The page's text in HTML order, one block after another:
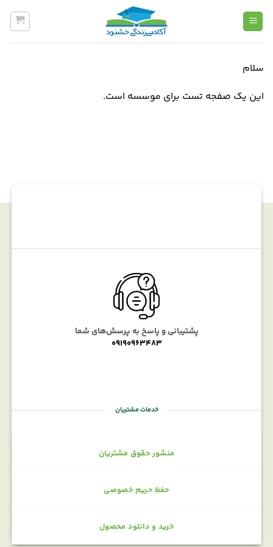
سلام
این یک صفجه تست برای موسسه است.
پشتیبانی و پاسخ به پرسش‌های شما
09190963483
خدمات مشتریان
منشور حقوق مشتریان
حفظ حریم خصوصی
خرید و دانلود محصول